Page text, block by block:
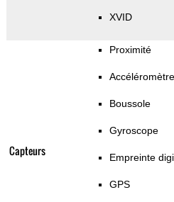
XVID
Capteurs
Proximité
Accéléromètre
Boussole
Gyroscope
Empreinte
GPS